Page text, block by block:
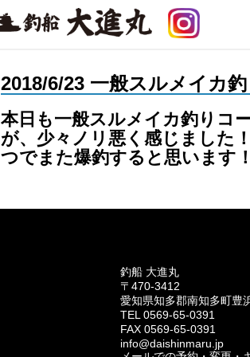
2018/6/23 一般スルメイカ釣
本日も一般スルメイカ釣りコ
が、少々ノリ悪く感じました
つでまた爆釣すると思います
釣船 大進丸
〒470-3412
愛知県知多郡南知多町豊
TEL 0569-65-0391
FAX 0569-65-0391
info@daishinmaru.jp